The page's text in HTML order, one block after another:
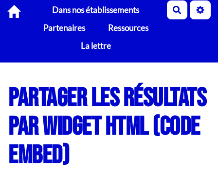
Dans nos établissements
Partenaires
Ressources
La lettre
Partager les résultats
par widget HTML (code
embed)